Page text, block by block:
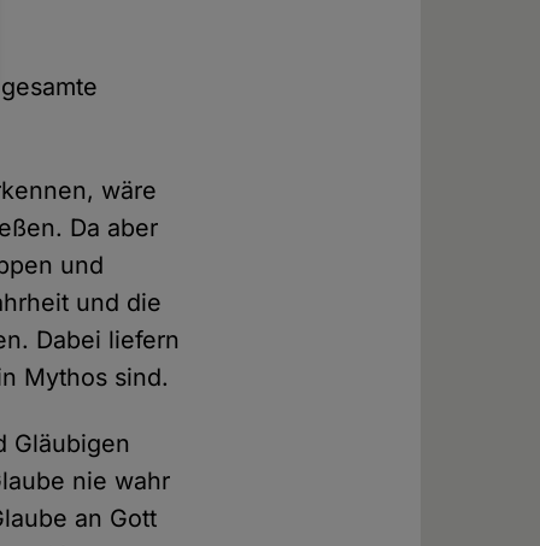
wäre
Da aber
und
und die
Dabei liefern
Mythos sind.
Gläubigen
nie wahr
an Gott